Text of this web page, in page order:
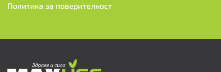
Политика за поверителност